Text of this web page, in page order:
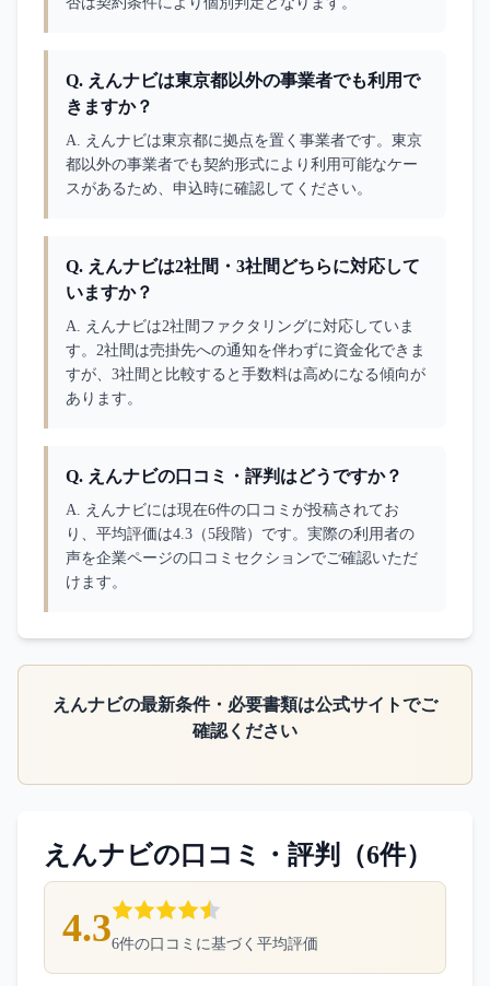
Q. えんナビは東京都以外の事業者でも利用で
きますか？
A. えんナビは東京都に拠点を置く事業者です。東京
都以外の事業者でも契約形式により利用可能なケー
スがあるため、申込時に確認してください。
Q. えんナビは2社間・3社間どちらに対応して
いますか？
A. えんナビは2社間ファクタリングに対応していま
す。2社間は売掛先への通知を伴わずに資金化できま
すが、3社間と比較すると手数料は高めになる傾向が
あります。
Q. えんナビの口コミ・評判はどうですか？
A. えんナビには現在6件の口コミが投稿されてお
り、平均評価は4.3（5段階）です。実際の利用者の
声を企業ページの口コミセクションでご確認いただ
けます。
えんナビの最新条件・必要書類は公式サイトでご
確認ください
えんナビの口コミ・評判（6件）
4.36件の口コミに基づく平均評価